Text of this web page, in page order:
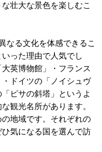
壮大な景色を楽しむこ
なる文化を体感できるこ
った理由で人気でし
英博物館」・フランス
ドイツの「ノイシュヴ
ピサの斜塔」というよ
観光名所があります。
地域です。それぞれの
気になる国を選んで訪